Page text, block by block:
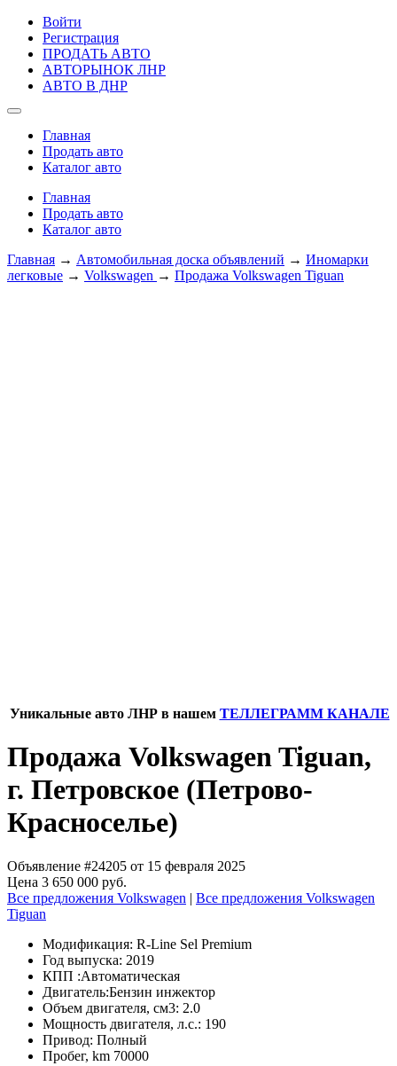
Войти
Регистрация
ПРОДАТЬ АВТО
АВТОРЫНОК ЛНР
АВТО В ДНР
Главная
Продать авто
Каталог авто
Главная
Продать авто
Каталог авто
Главная → Автомобильная доска объявлений → Иномарки
легковые → Volkswagen → Продажа Volkswagen Tiguan
Уникальные авто ЛНР в нашем ТЕЛЛЕГРАММ КАНАЛЕ
Продажа Volkswagen Tiguan,
г. Петровское (Петрово-
Красноселье)
Объявление #24205 от 15 февраля 2025
Цена 3 650 000 руб.
Все предложения Volkswagen | Все предложения Volkswagen
Tiguan
Модификация: R-Line Sel Premium
Год выпуска: 2019
КПП :Автоматическая
Двигатель:Бензин инжектор
Объем двигателя, см3: 2.0
Мощность двигателя, л.с.: 190
Привод: Полный
Пробег, km 70000